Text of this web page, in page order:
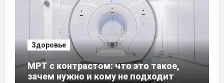
Здоровье
МРТ с контрастом: что это такое,
зачем нужно и кому не подходит